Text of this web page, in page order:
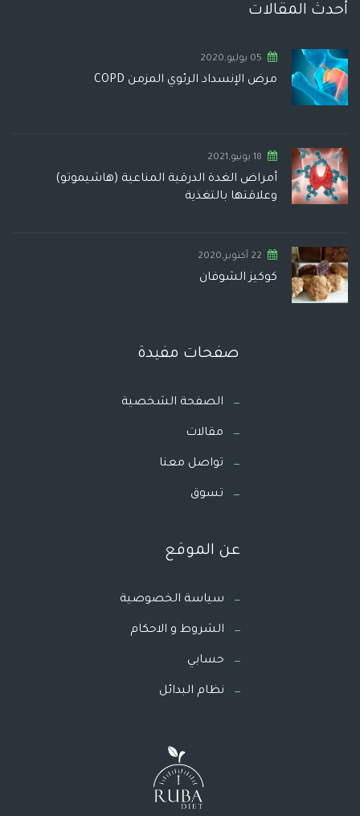
أحدث المقالات
05 يوليو,2020
مرض الإنسداد الرئوي المزمن COPD
18 يونيو,2021
أمراض الغدة الدرقية المناعية (هاشيموتو)
وعلاقتها بالتغذية
22 أكتوبر,2020
كوكيز الشوفان
صفحات مفيدة
الصفحة الشخصية
مقالات
تواصل معنا
تسوق
عن الموقع
سياسة الخصوصية
الشروط و الاحكام
حسابي
نظام البدائل